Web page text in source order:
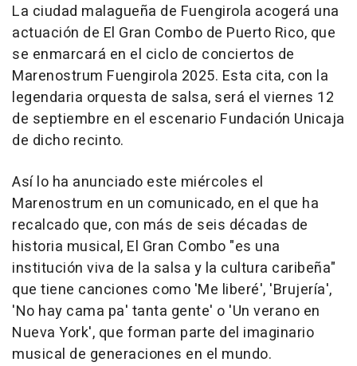
La ciudad malagueña de Fuengirola acogerá una
actuación de El Gran Combo de Puerto Rico, que
se enmarcará en el ciclo de conciertos de
Marenostrum Fuengirola 2025. Esta cita, con la
legendaria orquesta de salsa, será el viernes 12
de septiembre en el escenario Fundación Unicaja
de dicho recinto.
Así lo ha anunciado este miércoles el
Marenostrum en un comunicado, en el que ha
recalcado que, con más de seis décadas de
historia musical, El Gran Combo "es una
institución viva de la salsa y la cultura caribeña"
que tiene canciones como 'Me liberé', 'Brujería',
'No hay cama pa' tanta gente' o 'Un verano en
Nueva York', que forman parte del imaginario
musical de generaciones en el mundo.